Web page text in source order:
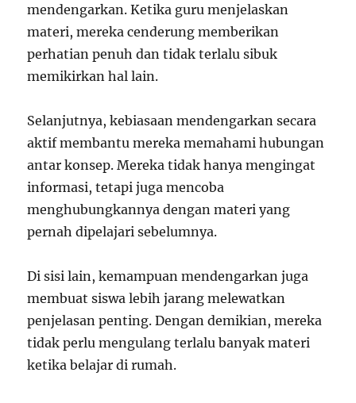
mendengarkan. Ketika guru menjelaskan
materi, mereka cenderung memberikan
perhatian penuh dan tidak terlalu sibuk
memikirkan hal lain.
Selanjutnya, kebiasaan mendengarkan secara
aktif membantu mereka memahami hubungan
antar konsep. Mereka tidak hanya mengingat
informasi, tetapi juga mencoba
menghubungkannya dengan materi yang
pernah dipelajari sebelumnya.
Di sisi lain, kemampuan mendengarkan juga
membuat siswa lebih jarang melewatkan
penjelasan penting. Dengan demikian, mereka
tidak perlu mengulang terlalu banyak materi
ketika belajar di rumah.